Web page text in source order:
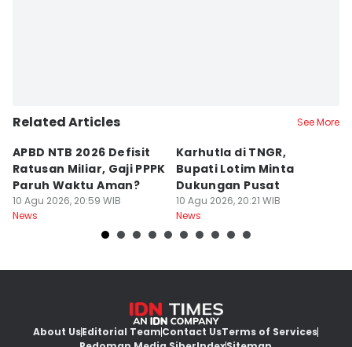
Related Articles See More
APBD NTB 2026 Defisit
Ratusan Miliar, Gaji PPPK
Paruh Waktu Aman?
10 Agu 2026, 20:59 WIB
News
Karhutla di TNGR,
Bupati Lotim Minta
Dukungan Pusat
10 Agu 2026, 20:21 WIB
News
About UsEditorial TeamContact UsTerms of Services